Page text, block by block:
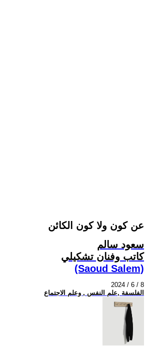
عن كون ولا كون الكائن
سعود سالم
كاتب وفنان تشكيلي
(Saoud Salem)
2024 / 6 / 8
الفلسفة ,علم النفس , وعلم الاجتماع